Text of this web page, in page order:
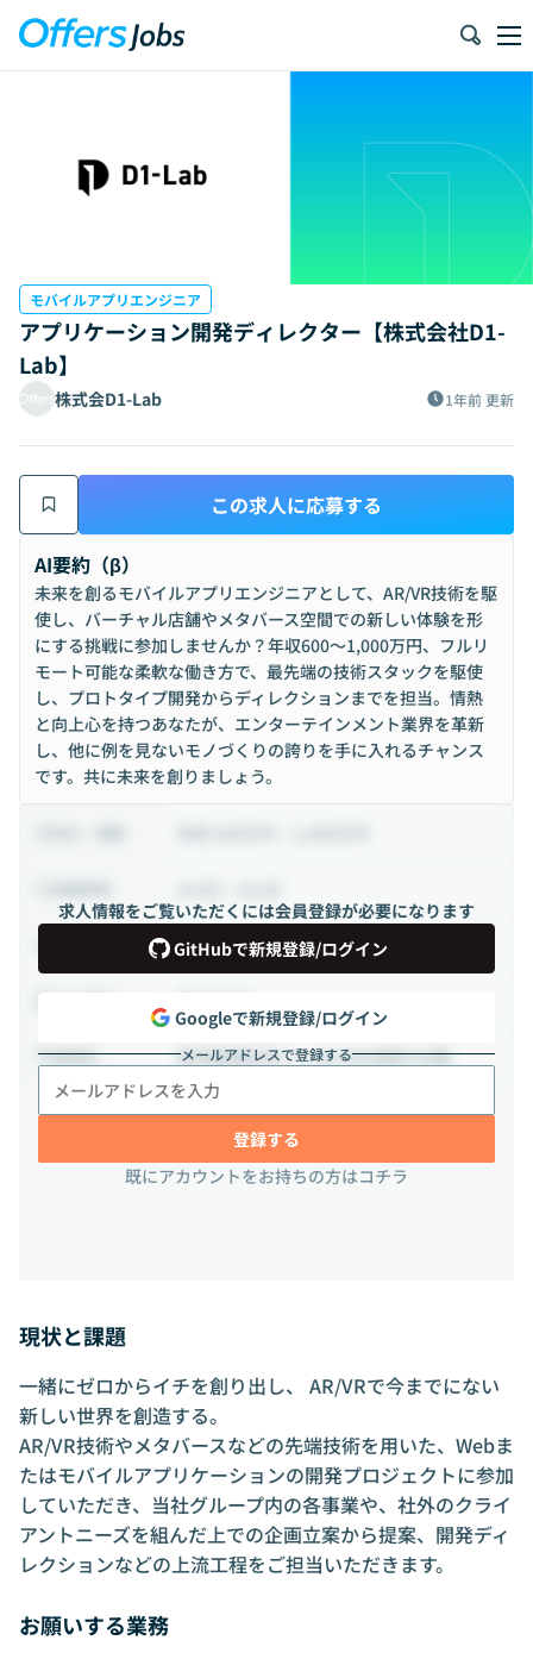
モバイルアプリエンジニア
アプリケーション開発ディレクター【株式会社D1-
Lab】
株式会D1-Lab 1年前 更新
この求人に応募する
AI要約（β）
未来を創るモバイルアプリエンジニアとして、AR/VR技術を駆
使し、バーチャル店舗やメタバース空間での新しい体験を形
にする挑戦に参加しませんか？年収600〜1,000万円、フルリ
モート可能な柔軟な働き方で、最先端の技術スタックを駆使
し、プロトタイプ開発からディレクションまでを担当。情熱
と向上心を持つあなたが、エンターテインメント業界を革新
し、他に例を見ないモノづくりの誇りを手に入れるチャンス
です。共に未来を創りましょう。
求人情報をご覧いただくには会員登録が必要になります
GitHubで新規登録/ログイン
Googleで新規登録/ログイン
メールアドレスで登録する
登録する
既にアカウントをお持ちの方はコチラ
正社員
勤務地 東京都港区芝4-１-28 PMO田町Ⅲ8階
現状と課題
一緒にゼロからイチを創り出し、 AR/VRで今までにない
新しい世界を創造する。
AR/VR技術やメタバースなどの先端技術を用いた、Webま
たはモバイルアプリケーションの開発プロジェクトに参加
していただき、当社グループ内の各事業や、社外のクライ
アントニーズを組んだ上での企画立案から提案、開発ディ
レクションなどの上流工程をご担当いただきます。
お願いする業務